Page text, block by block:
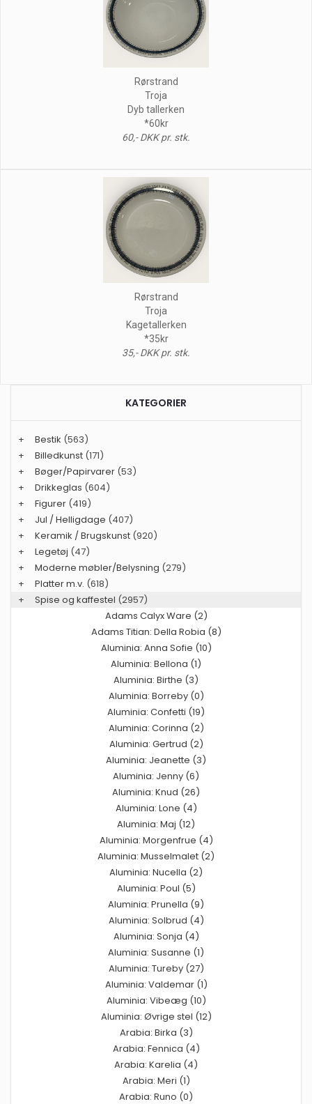
Rørstrand
Troja
Dyb tallerken
*60kr
60,- DKK pr. stk.
Rørstrand
Troja
Kagetallerken
*35kr
35,- DKK pr. stk.
KATEGORIER
+ Bestik (563)
+
Billedkunst (171)
+
Bøger/Papirvarer (53)
+
Drikkeglas (604)
+
Figurer (419)
+
Jul / Helligdage (407)
+
Keramik / Brugskunst (920)
+
Legetøj (47)
+
Moderne møbler/Belysning (279)
+
Platter m.v. (618)
+
Spise og kaffestel (2957)
Adams Calyx Ware (2)
Adams Titian: Della Robia (8)
Aluminia: Anna Sofie (10)
Aluminia: Bellona (1)
Aluminia: Birthe (3)
Aluminia: Borreby (0)
Aluminia: Confetti (19)
Aluminia: Corinna (2)
Aluminia: Gertrud (2)
Aluminia: Jeanette (3)
Aluminia: Jenny (6)
Aluminia: Knud (26)
Aluminia: Lone (4)
Aluminia: Maj (12)
Aluminia: Morgenfrue (4)
Aluminia: Musselmalet (2)
Aluminia: Nucella (2)
Aluminia: Poul (5)
Aluminia: Prunella (9)
Aluminia: Solbrud (4)
Aluminia: Sonja (4)
Aluminia: Susanne (1)
Aluminia: Tureby (27)
Aluminia: Valdemar (1)
Aluminia: Vibeæg (10)
Aluminia: Øvrige stel (12)
Arabia: Birka (3)
Arabia: Fennica (4)
Arabia: Karelia (4)
Arabia: Meri (1)
Arabia: Runo (0)